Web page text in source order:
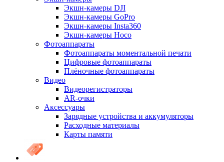
Экшн-камеры DJI
Экшн-камеры GoPro
Экшн-камеры Insta360
Экшн-камеры Hoco
Фотоаппараты
Фотоаппараты моментальной печати
Цифровые фотоаппараты
Плёночные фотоаппараты
Видео
Видеорегистраторы
AR-очки
Аксессуары
Зарядные устройства и аккумуляторы
Расходные материалы
Карты памяти